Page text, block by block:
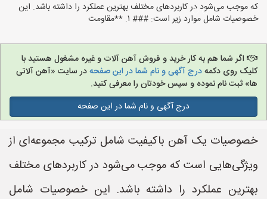
سایر آهن آلات
آهن آلاتی های شهرها
که موجب می‌شود در کاربردهای مختلف بهترین عملکرد را داشته باشد. این
خصوصیات شامل موارد زیر است: ### ۱. **مقاومت
اگر شما هم به کار خرید و فروش آهن آلات و غیره مشغول هستید با
کلیک روی دکمهدرج آگهی و نام شما در این صفحهدر سایت «آهن آلاتی
ها» ثبت نام نموده و سپس خودتان را معرفی کنید.
درج آگهی و نام شما در این صفحه
خصوصیات یک آهن باکیفیت شامل ترکیب مجموعه‌ای از
ویژگی‌هایی است که موجب می‌شود در کاربردهای مختلف
بهترین عملکرد را داشته باشد. این خصوصیات شامل